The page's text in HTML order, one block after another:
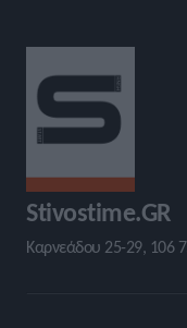
Stivostime.GR
Καρνεάδου 25-29, 106